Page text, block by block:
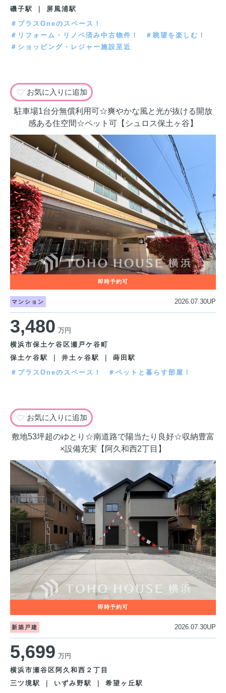
磯子駅 ｜ 屏風浦駅
＃プラスOneのスペース！
＃リフォーム・リノベ済み中古物件！
＃眺望を楽しむ！
＃ショッピング・レジャー施設至近
お気に入りに追加
駐車場1台分無償利用可☆爽やかな風と光が抜ける開放
感ある住空間☆ペット可【シュロス保土ヶ谷】
マンション 2026.07.30UP
3,480 万円
横浜市保土ケ谷区瀬戸ケ谷町
保土ケ谷駅 ｜ 井土ヶ谷駅 ｜ 蒔田駅
＃プラスOneのスペース！
＃ペットと暮らす部屋！
お気に入りに追加
敷地53坪超のゆとり☆南道路で陽当たり良好☆収納豊富
×設備充実【阿久和西2丁目】
新築戸建 2026.07.30UP
5,699 万円
横浜市瀬谷区阿久和西２丁目
三ツ境駅 ｜ いずみ野駅 ｜ 希望ヶ丘駅